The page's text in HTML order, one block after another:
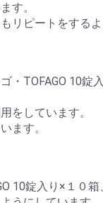
す。
リピートをするよ
・TOFAGO 10錠
をしています。
ます。
10錠入り×１０